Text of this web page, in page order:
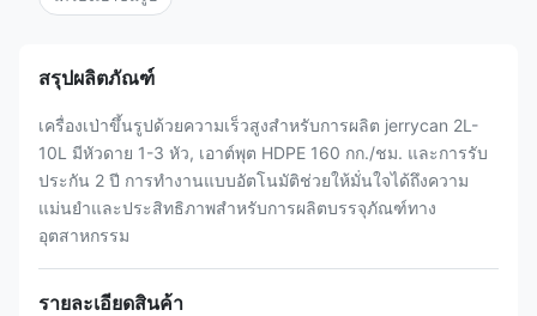
สรุปผลิตภัณฑ์
เครื่องเป่าขึ้นรูปด้วยความเร็วสูงสำหรับการผลิต jerrycan 2L-
10L มีหัวดาย 1-3 หัว, เอาต์พุต HDPE 160 กก./ชม. และการรับ
ประกัน 2 ปี การทำงานแบบอัตโนมัติช่วยให้มั่นใจได้ถึงความ
แม่นยำและประสิทธิภาพสำหรับการผลิตบรรจุภัณฑ์ทาง
อุตสาหกรรม
รายละเอียดสินค้า